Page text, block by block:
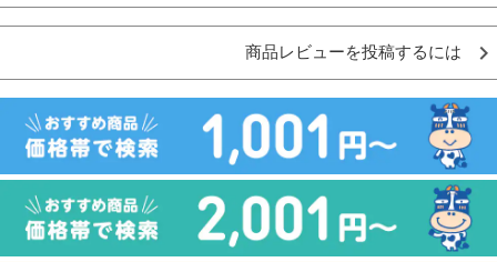
商品レビューを投稿するには